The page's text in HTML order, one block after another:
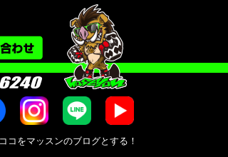
マッスンのブログとする！ | オートバイ修理・カス